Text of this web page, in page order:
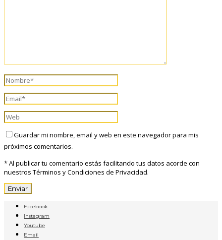
Guardar mi nombre, email y web en este navegador para mis
próximos comentarios.
* Al publicar tu comentario estás facilitando tus datos acorde con
nuestros Términos y Condiciones de Privacidad.
Facebook
Instagram
Youtube
Email